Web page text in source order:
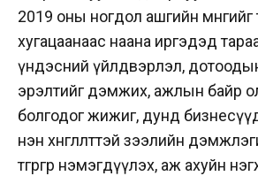
2019 оны ногдол ашгийн мөнгийг
хугацаанаас наана иргэдэд
үндэсний үйлдвэрлэл,
эрэлтийг дэмжих, ажлын байр
болгодог жижиг, дунд
нэн хөнгөлөлттэй зээлийн
төгрөгөөр нэмэгдүүлэх, аж ахуйн